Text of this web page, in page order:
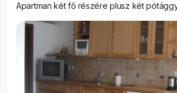
Apartman két fő részére plusz két